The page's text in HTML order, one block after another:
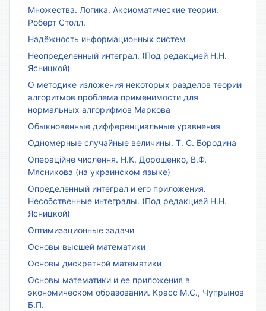
Множества. Логика. Аксиоматические теории.
Роберт Столл.
Надёжность информационных систем
Неопределенный интеграл. (Под редакцией Н.Н.
Ясницкой)
О методике изложения некоторых разделов теории
алгоритмов проблема применимости для
нормальных алгорифмов Маркова
Обыкновенные дифференциальные уравнения
Одномерные случайные величины. Т. С. Бородина
Операційне числення. Н.К. Дорошенко, В.Ф.
Мясникова (на украинском языке)
Определенный интеграл и его приложения.
Несобственные интегралы. (Под редакцией Н.Н.
Ясницкой)
Оптимизационные задачи
Основы высшей математики
Основы дискретной математики
Основы математики и ее приложения в
экономическом образовании. Красс М.С., Чупрынов
Б.П.